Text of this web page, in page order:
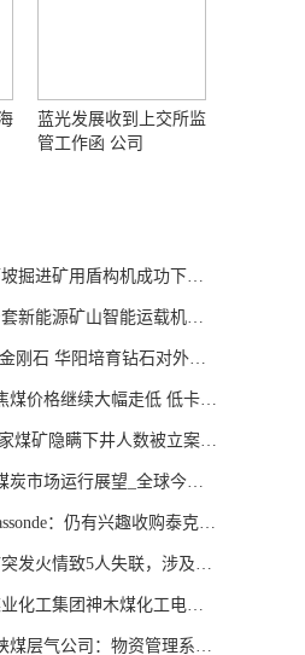
蓝光发展收到上交所监
管工作函 公司
矿用盾构机成功下线 环球快
源矿山智能运载机器人亮相
石 华阳培育钻石对外销售
价格继续大幅走低 低卡动力煤
矿隐瞒下井人数被立案查处
市场运行展望_全球今日报
：仍有兴趣收购泰克资源煤炭
情致5人失联，涉及这家上市
集团神木煤化工电化公司：仪
气公司：物资管理系统上线试运